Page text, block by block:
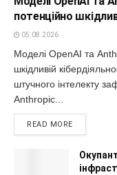
потенційно
05.08.2026
Моделі OpenAI та
шкідливій
штучного інтелекту
Anthropic...
READ MORE